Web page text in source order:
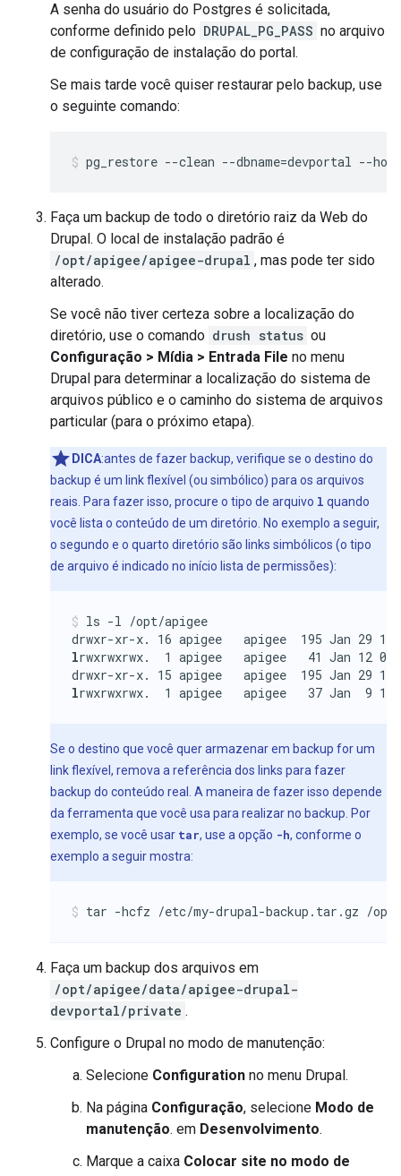
A senha do usuário do Postgres é solicitada,
conforme definido pelo DRUPAL_PG_PASS no arquivo
de configuração de instalação do portal.
Se mais tarde você quiser restaurar pelo backup, use
o seguinte comando:
pg_restore --clean --dbname=devportal --
Faça um backup de todo o diretório raiz da Web do
Drupal. O local de instalação padrão é
/opt/apigee/apigee-drupal , mas pode ter sido
alterado.
Se você não tiver certeza sobre a localização do
diretório, use o comando drush status ou
Configuração > Mídia > Entrada File no menu
Drupal para determinar a localização do sistema de
arquivos público e o caminho do sistema de arquivos
particular (para o próximo etapa).
DICA:antes de fazer backup, verifique se o destino do
backup é um link flexível (ou simbólico) para os arquivos
reais. Para fazer isso, procure o tipo de arquivo l quando
você lista o conteúdo de um diretório. No exemplo a seguir,
o segundo e o quarto diretório são links simbólicos (o tipo
de arquivo é indicado no início lista de permissões):
ls -l /opt/apigee
lrwxrwxrwx.  1 apigee   apigee   41 Jan 12
lrwxrwxrwx.  1 apigee   apigee   37 Jan  9
Se o destino que você quer armazenar em backup for um
link flexível, remova a referência dos links para fazer
backup do conteúdo real. A maneira de fazer isso depende
da ferramenta que você usa para realizar no backup. Por
exemplo, se você usar tar, use a opção -h, conforme o
exemplo a seguir mostra:
tar -hcfz /etc/my-drupal-backup.tar.gz /opt/
Faça um backup dos arquivos em
/opt/apigee/data/apigee-drupal-
devportal/private .
Configure o Drupal no modo de manutenção:
Selecione Configuration no menu Drupal.
Na página Configuração, selecione Modo de
manutenção. em Desenvolvimento.
Marque a caixa Colocar site no modo de